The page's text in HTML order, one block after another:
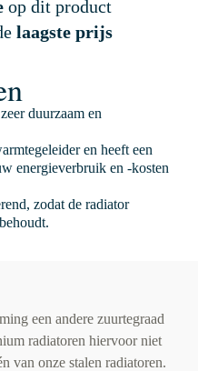
op dit product
laagste prijs
duurzaam en
en heeft een
energieverbruik en -kosten
zodat de radiator
een andere zuurtegraad
radiatoren hiervoor niet
van onze stalen radiatoren.